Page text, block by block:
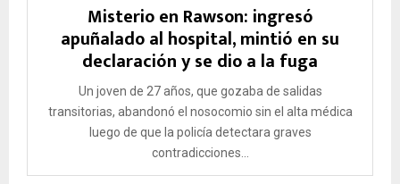
Misterio en Rawson: ingresó
apuñalado al hospital, mintió en su
declaración y se dio a la fuga
Un joven de 27 años, que gozaba de salidas
transitorias, abandonó el nosocomio sin el alta médica
luego de que la policía detectara graves
contradicciones...